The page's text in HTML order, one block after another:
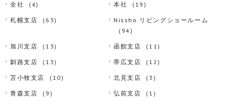
全社 (4) 本社 (19)
札幌支店 (63)
Nissho リビングショールーム
(94)
旭川支店 (13) 函館支店 (11)
釧路支店 (13) 帯広支店 (12)
苫小牧支店 (10) 北見支店 (3)
青森支店 (9) 弘前支店 (1)